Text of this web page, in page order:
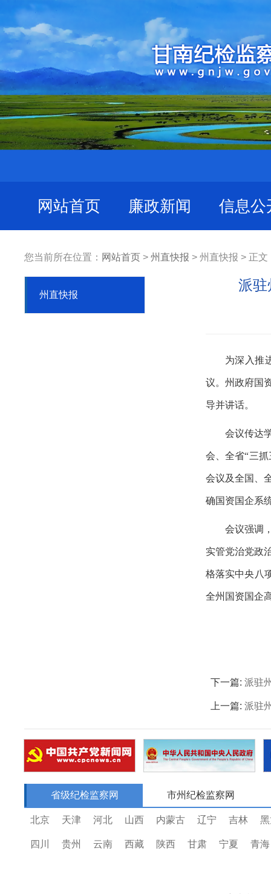
网站首页 廉政新闻 信息公
您当前所在位置： 网站首页 > 州直快报 > 州直快报 > 正文
州直快报
派驻
为深入推
议。州政府国
导并讲话。
会议传达
会、全省“三
会议及全国、
确国资国企系
会议强调
实管党治党政
格落实中央八
全州国资国企
下一篇: 派驻
上一篇: 派驻
省级纪检监察网 市州纪检监察网
北京 天津 河北 山西 内蒙古 辽宁 吉林
四川 贵州 云南 西藏 陕西 甘肃 宁夏 青海